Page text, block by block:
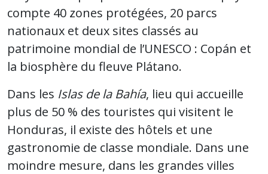
compte 40 zones protégées, 20 parcs
nationaux et deux sites classés au
patrimoine mondial de l’UNESCO : Copán et
la biosphère du fleuve Plátano.
Dans les Islas de la Bahía, lieu qui accueille
plus de 50 % des touristes qui visitent le
Honduras, il existe des hôtels et une
gastronomie de classe mondiale. Dans une
moindre mesure, dans les grandes villes